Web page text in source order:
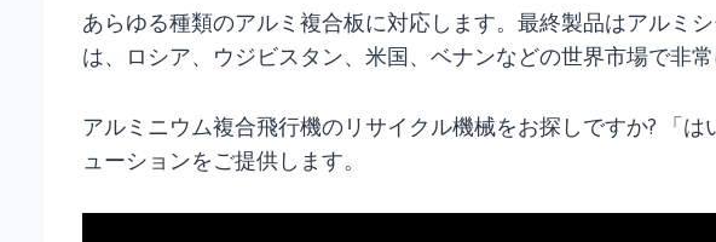
あらゆる種類のアルミ複合板に対応します。最終製品はアルミ
は、ロシア、ウジビスタン、米国、ベナンなどの世界市場で非常
アルミニウム複合飛行機のリサイクル機械をお探しですか? 「
ューションをご提供します。